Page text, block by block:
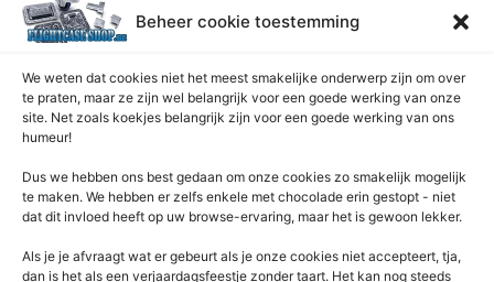
Beheer cookie toestemming
We weten dat cookies niet het meest smakelijke onderwerp zijn om over
te praten, maar ze zijn wel belangrijk voor een goede werking van onze
site. Net zoals koekjes belangrijk zijn voor een goede werking van ons
humeur!
Dus we hebben ons best gedaan om onze cookies zo smakelijk mogelijk
te maken. We hebben er zelfs enkele met chocolade erin gestopt - niet
dat dit invloed heeft op uw browse-ervaring, maar het is gewoon lekker.
Als je je afvraagt ​​wat er gebeurt als je onze cookies niet accepteert, tja,
dan is het als een verjaardagsfeestje zonder taart. Het kan nog steeds
Onderhoud pagina
Over ons
Privacybeleid
Retourrecht
Winkelwagen
Contacteer Ons
Rentek BV – Protekt